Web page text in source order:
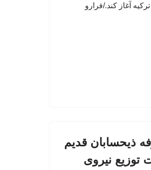
آغاز کند./فرارو
ذیحسابان قدیم
نیروی